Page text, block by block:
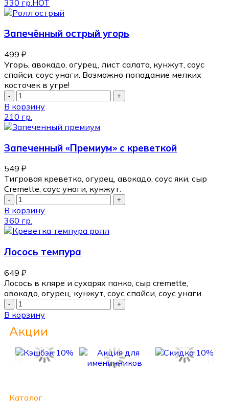
330 гр. HOT
Запечённый острый угорь
499 ₽
Угорь, авокадо, огурец, лист салата, кунжут, соус
спайси, соус унаги. Возможно попадание мелких
косточек в угре!
В корзину
210 гр.
Запеченный «Премиум» с креветкой
549 ₽
Тигровая креветка, огурец, авокадо, соус яки, сыр
Cremette, соус унаги, кунжут.
В корзину
360 гр.
Лосось темпура
649 ₽
Лосось в кляре и сухарях панко, сыр cremette,
авокадо, огурец, кунжут, соус спайси, соус унаги.
В корзину
Акции
Каталог